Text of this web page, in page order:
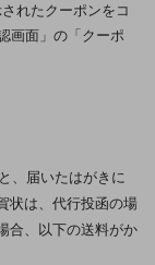
れたクーポンをコ
画面」の「クーポ
、届いたはがきに
状は、代行投函の場
合、以下の送料がか